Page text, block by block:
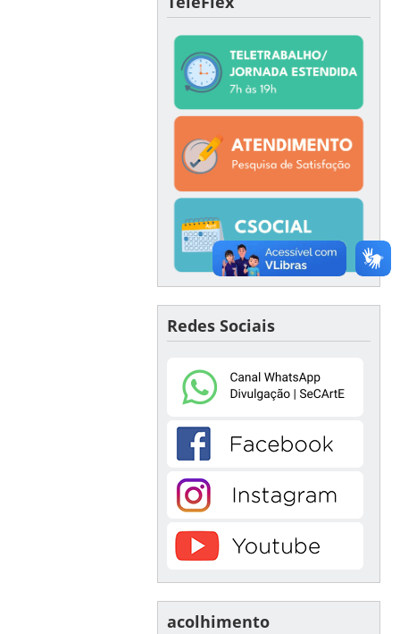
Redes Sociais
acolhimento